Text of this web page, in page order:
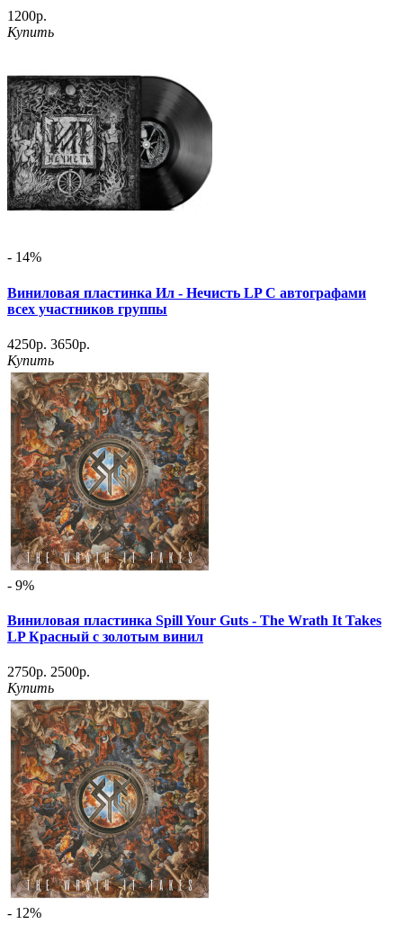
1200р.
Купить
- 14%
Виниловая пластинка Ил - Нечисть LP С автографами
всех участников группы
4250р. 3650р.
Купить
- 9%
Виниловая пластинка Spill Your Guts - The Wrath It Takes
LP Красный с золотым винил
2750р. 2500р.
Купить
- 12%